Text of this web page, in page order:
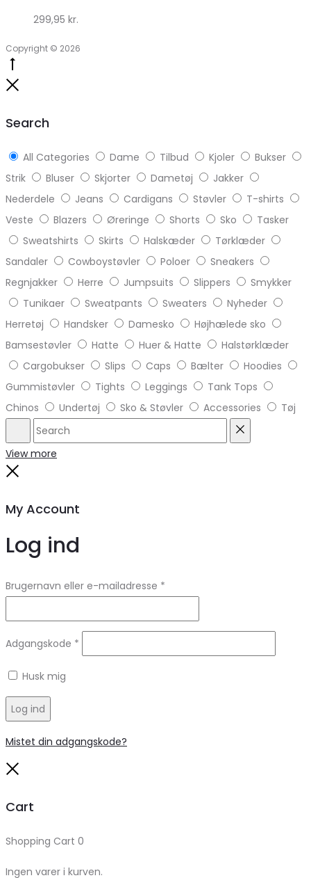
299,95 kr.
Copyright © 2026
Search
All Categories Dame Tilbud Kjoler
Bukser
Strik
Bluser Skjorter Dametøj
Jakker
Nederdele
Jeans Cardigans Støvler
T-shirts
Veste
Blazers Øreringe Shorts Sko
Tasker
Sweatshirts
Skirts Halskæder
Tørklæder
Sandaler
Cowboystøvler Poloer
Sneakers
Regnjakker
Herre Jumpsuits Slippers
Smykker
Tunikaer
Sweatpants Sweaters
Nyheder
Herretøj
Handsker Damesko
Højhælede sko
Bamsestøvler
Hatte Huer & Hatte
Halstørklæder
Cargobukser
Slips Caps Bælter
Hoodies
Gummistøvler
Tights Leggings
Tank Tops
Chinos
Undertøj Sko & Støvler Accessories Tøj
Search
View more
My Account
Log ind
Brugernavn eller e-mailadresse *
Adgangskode *
Husk mig
Log ind
Mistet din adgangskode?
Cart
Shopping Cart 0
Ingen varer i kurven.